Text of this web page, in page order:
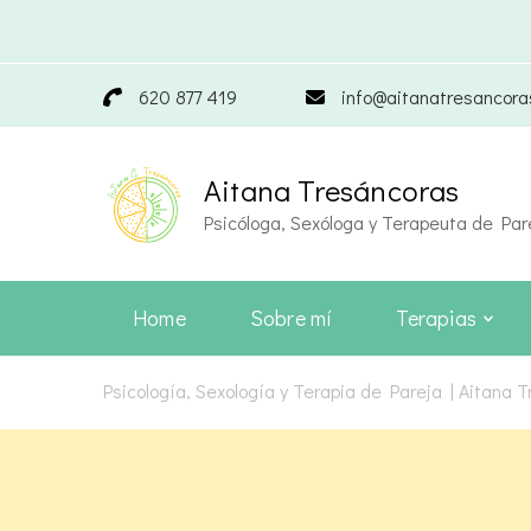
620 877 419
Aitana Tresáncoras
Psicóloga, Sexóloga y Terapeuta de
Home Sobre mí Terapias
Psicología, Sexología y Terapia de Pareja | Aitana